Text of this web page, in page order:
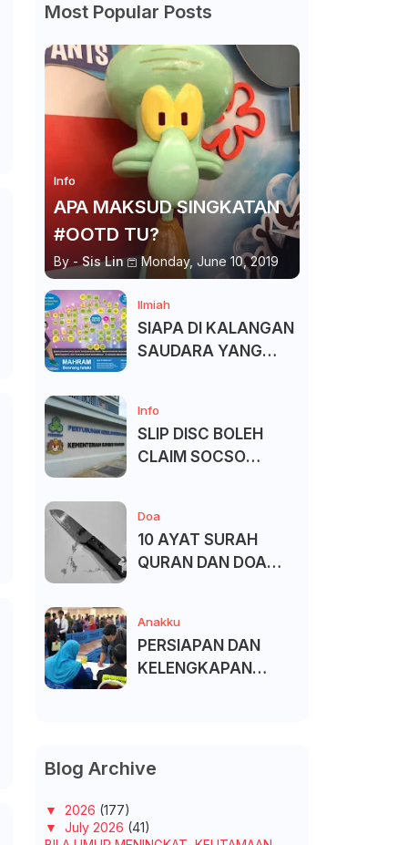
Most Popular Posts
Info
APA MAKSUD SINGKATAN
#OOTD TU?
By - Sis Lin Monday, June 10, 2019
Ilmiah
SIAPA DI KALANGAN
SAUDARA YANG
Info
SLIP DISC BOLEH
CLAIM SOCSO
Doa
10 AYAT SURAH
QURAN DAN DOA
Anakku
PERSIAPAN DAN
KELENGKAPAN
Blog Archive
▼ 2026 (177)
▼ July 2026 (41)